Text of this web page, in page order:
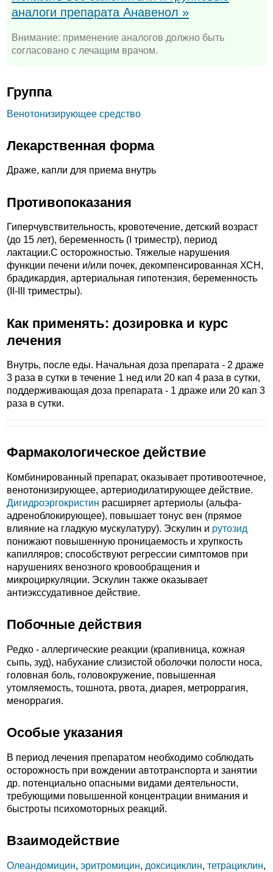
аналоги препарата Анавенол »
Внимание: применение аналогов должно быть
согласовано с лечащим врачом.
Группа
Венотонизирующее средство
Лекарственная форма
Драже, капли для приема внутрь
Противопоказания
Гиперчувствительность, кровотечение, детский возраст
(до 15 лет), беременность (I триместр), период
лактации.C осторожностью. Тяжелые нарушения
функции печени и/или почек, декомпенсированная ХСН,
брадикардия, артериальная гипотензия, беременность
(II-III триместры).
Как применять: дозировка и курс
лечения
Внутрь, после еды. Начальная доза препарата - 2 драже
3 раза в сутки в течение 1 нед или 20 кап 4 раза в сутки,
поддерживающая доза препарата - 1 драже или 20 кап 3
раза в сутки.
Фармакологическое действие
Комбинированный препарат, оказывает противоотечное,
венотонизирующее, артериодилатирующее действие.
Дигидроэргокристин расширяет артериолы (альфа-
адреноблокирующее), повышает тонус вен (прямое
влияние на гладкую мускулатуру). Эскулин и рутозид
понижают повышенную проницаемость и хрупкость
капилляров; способствуют регрессии симптомов при
нарушениях венозного кровообращения и
микроциркуляции. Эскулин также оказывает
антиэкссудативное действие.
Побочные действия
Редко - аллергические реакции (крапивница, кожная
сыпь, зуд), набухание слизистой оболочки полости носа,
головная боль, головокружение, повышенная
утомляемость, тошнота, рвота, диарея, метроррагия,
меноррагия.
Особые указания
В период лечения препаратом необходимо соблюдать
осторожность при вождении автотранспорта и занятии
др. потенциально опасными видами деятельности,
требующими повышенной концентрации внимания и
быстроты психомоторных реакций.
Взаимодействие
Олеандомицин, эритромицин, доксициклин, тетрациклин,